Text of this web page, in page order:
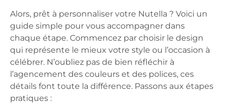
Alors, prêt à personnaliser votre Nutella ? Voici un
guide simple pour vous accompagner dans
chaque étape. Commencez par choisir le design
qui représente le mieux votre style ou l’occasion à
célébrer. N’oubliez pas de bien réfléchir à
l’agencement des couleurs et des polices, ces
détails font toute la différence. Passons aux étapes
pratiques :